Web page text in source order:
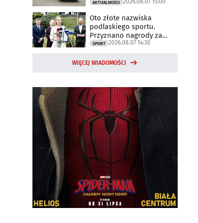
AKTUALNOŚCI
Oto złote nazwiska
podlaskiego sportu.
Przyznano nagrody za
2025 rok
SPORT 2026.08.07 14:30
WIĘCEJ WIADOMOŚCI